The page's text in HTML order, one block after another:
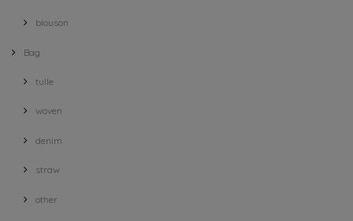
blouson
Bag
tulle
woven
denim
straw
other